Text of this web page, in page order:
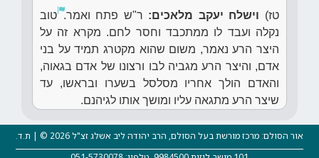
טז) וישלח יעקב מלאכים: ר"ש פתח ואמר.טוב
נקלה ועבד לו ממתכבד וחסר לחם. מקרא זה על
היצר הרע נאמר, משום שהוא מקטרג תמיד על בני
אדם, והיצר הרע מגביה לבו ורצונו של אדם בגאוה,
והאדם הולך אחריו מסלסל בשערו ובראשו, עד
שיצר הרע מתגאה עליו ומושך אותו לגיהנם.
אור הסולם: מרכז מורשת בעל הסולם, הרב יהודה ליב אשלג זצ"ל 2026 © | ת.ד.